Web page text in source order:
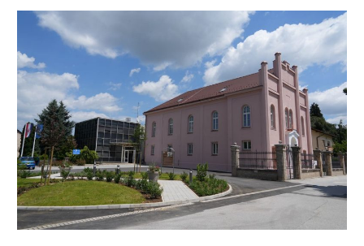
Nakon
obnove,
koprivnička
Sinagoga
spremna
za
novo
poglavlje